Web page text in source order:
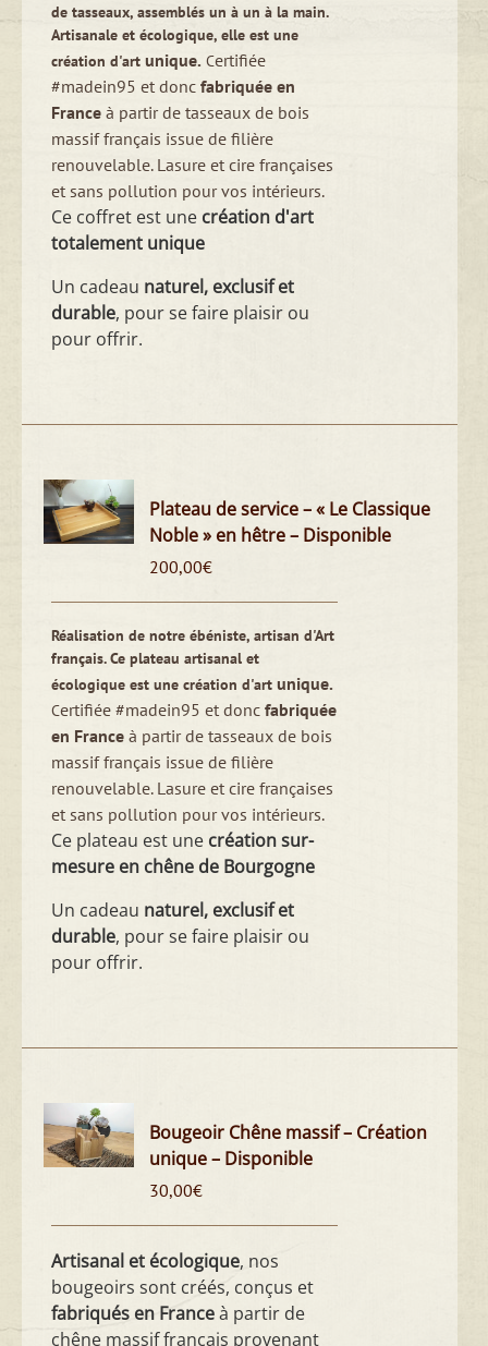
de tasseaux, assemblés un à un à la main.
Artisanale et écologique, elle est une
création d'artunique. Certifiée
#madein95 et doncfabriquée en
France à partir de tasseaux de bois
massif français issue de filière
renouvelable. Lasure et cire françaises
et sans pollution pour vos intérieurs.
Ce coffret est une création d'art
totalement unique
Un cadeau naturel, exclusif et
durable, pour se faire plaisir ou
pour offrir.
Plateau de service – « Le Classique
Noble » en hêtre – Disponible
200,00€
Réalisation de notre ébéniste, artisan d'Art
français. Ce plateau artisanal et
écologique est une création d'artunique.
Certifiée #madein95 et doncfabriquée
en France à partir de tasseaux de bois
massif français issue de filière
renouvelable. Lasure et cire françaises
et sans pollution pour vos intérieurs.
Ce plateau est une création sur-
mesure en chêne de Bourgogne
Un cadeau naturel, exclusif et
durable, pour se faire plaisir ou
pour offrir.
Bougeoir Chêne massif – Création
unique – Disponible
30,00€
Artisanal et écologique, nos
bougeoirs sont créés, conçus et
fabriqués en Franceà partir de
chêne massif français provenant